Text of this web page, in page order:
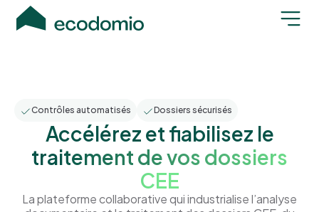
Contrôles automatisés Dossiers sécurisés
Accélérez et fiabilisez le
traitement de vos dossiers
CEE
La plateforme collaborative qui industrialise l’analyse